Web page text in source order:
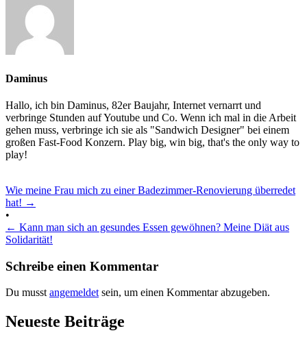
Daminus
Hallo, ich bin Daminus, 82er Baujahr, Internet vernarrt und
verbringe Stunden auf Youtube und Co. Wenn ich mal in die Arbeit
gehen muss, verbringe ich sie als "Sandwich Designer" bei einem
großen Fast-Food Konzern. Play big, win big, that's the only way to
play!
Wie meine Frau mich zu einer Badezimmer-Renovierung überredet
hat! →
•
← Kann man sich an gesundes Essen gewöhnen? Meine Diät aus
Solidarität!
Schreibe einen Kommentar
Du musst angemeldet sein, um einen Kommentar abzugeben.
Neueste Beiträge